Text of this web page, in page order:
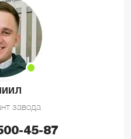
завода
45-87